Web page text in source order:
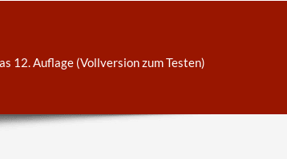
12. Auflage (Vollversion zum Testen)